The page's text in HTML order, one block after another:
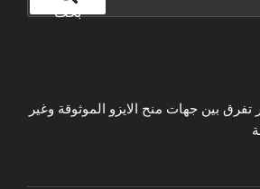
بحث
تفرق بين جهات منح الايزو الموثوقة وغير